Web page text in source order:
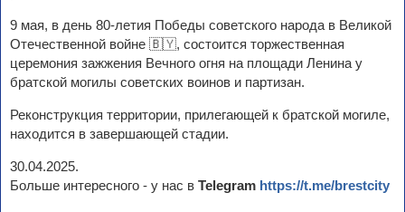
9 мая, в день 80-летия Победы советского народа в Великой
Отечественной войне 🇧🇾, состоится торжественная
церемония зажжения Вечного огня на площади Ленина у
братской могилы советских воинов и партизан.
Реконструкция территории, прилегающей к братской могиле,
находится в завершающей стадии.
30.04.2025.
Больше интересного - у нас в Telegram https://t.me/brestcity